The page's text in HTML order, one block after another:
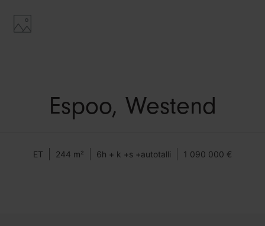
Espoo, Westend
ET 244 m² 6h + k +s +autotalli 1 090 000 €